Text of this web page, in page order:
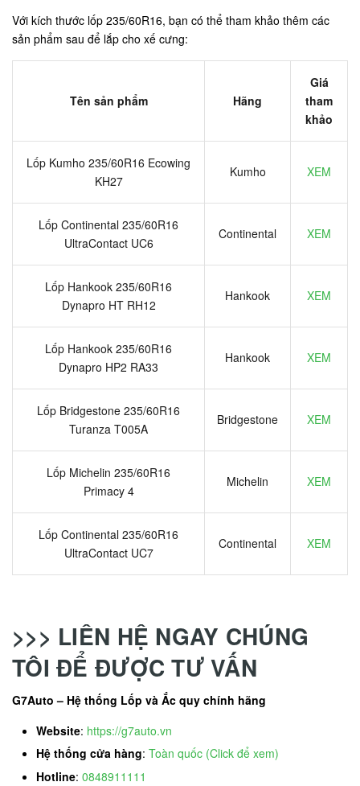
Với kích thước lốp 235/60R16, bạn có thể tham khảo thêm các
sản phẩm sau để lắp cho xế cưng:
Tên sản phẩm Hãng
Giá
tham
khảo
Lốp Kumho 235/60R16 Ecowing
KH27
Kumho XEM
Lốp Continental 235/60R16
UltraContact UC6
Continental XEM
Lốp Hankook 235/60R16
Dynapro HT RH12
Hankook XEM
Lốp Hankook 235/60R16
Dynapro HP2 RA33
Hankook XEM
Lốp Bridgestone 235/60R16
Turanza T005A
Bridgestone XEM
Lốp Michelin 235/60R16
Primacy 4
Michelin XEM
Lốp Continental 235/60R16
UltraContact UC7
Continental XEM
>>> LIÊN HỆ NGAY CHÚNG
TÔI ĐỂ ĐƯỢC TƯ VẤN
G7Auto – Hệ thống Lốp và Ắc quy chính hãng
Website: https://g7auto.vn
Hệ thống cửa hàng: Toàn quốc (Click để xem)
Hotline: 0848911111